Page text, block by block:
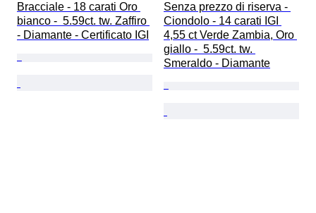
Bracciale - 18 carati Oro
bianco -  5.59ct. tw. Zaffiro
- Diamante - Certificato IGI
Senza prezzo di riserva -
Ciondolo - 14 carati IGI
4,55 ct Verde Zambia, Oro
giallo -  5.59ct. tw.
Smeraldo - Diamante